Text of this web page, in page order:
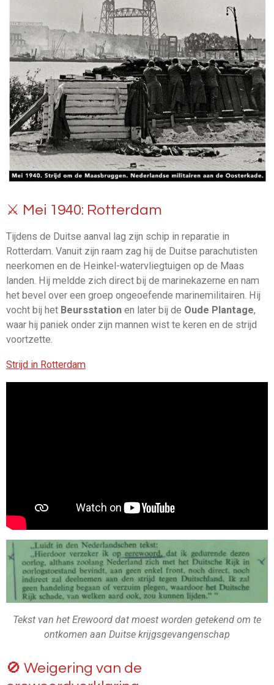
⚔️ Mei 1940: Rotterdam
Tijdens de Duitse aanval lag zijn schip in reparatie in
Rotterdam. Vanuit zijn raam zag hij de Duitse parachutisten
neerkomen en de Heinkel-watervliegtuigen op de Maas
landen. Hij meldde zich direct bij de marinekazerne en nam
het bevel over een groep ongeoefende marinemilitairen. Hij
vocht bij het Beursstation en later bij de Oude Plantage,
waar hij paniek onder zijn mannen wist te keren en de strijd
voortzette.
Strijd in Rotterdam
Tekst van het Erewoord dat moest worden getekend om te
ontkomen aan Duitse krijgsgevangenschap
🚫 Weigering van de